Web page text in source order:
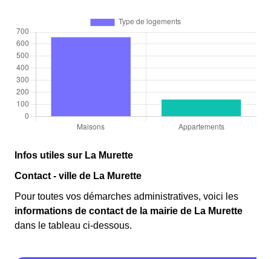
Infos utiles sur La Murette
Contact - ville de La Murette
Pour toutes vos démarches administratives, voici les
informations de contact de la mairie de La Murette
dans le tableau ci-dessous.